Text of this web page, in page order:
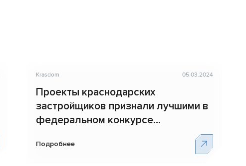
Krasdom 05.03.2024
Проекты краснодарских
застройщиков признали лучшими в
федеральном конкурсе
Подробнее